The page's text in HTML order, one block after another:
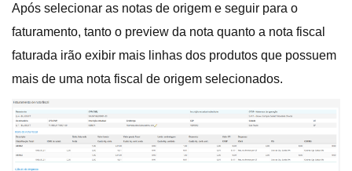
Após selecionar as notas de origem e seguir para o
faturamento, tanto o preview da nota quanto a nota fiscal
faturada irão exibir mais linhas dos produtos que possuem
mais de uma nota fiscal de origem selecionados.